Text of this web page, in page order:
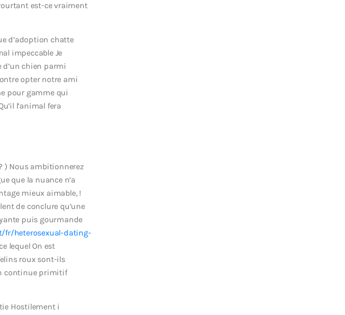
est-ce vraiment
d’adoption chatte
impeccable Je
d’un chien parmi
opter notre ami
pour gamme qui
l’animal fera
) Nous ambitionnerez
que la nuance n’a
mieux aimable, !
de conclure qu’une
puis gourmande
fr/heterosexual-dating-
lequel On est
roux sont-ils
continue primitif
Hostilement i